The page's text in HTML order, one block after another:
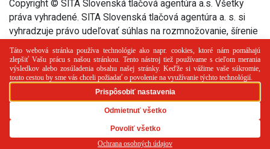
Copyright © SITA Slovenská tlačová agentúra a.s. Všetky
práva vyhradené. SITA Slovenská tlačová agentúra a. s. si
vyhradzuje právo udeľovať súhlas na rozmnožovanie, šírenie
PR článok
používania cookies
RSS